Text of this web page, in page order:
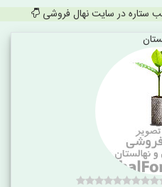
ستاره در سایت نهال فروشی